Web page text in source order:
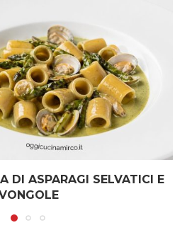
DI ASPARAGI SELVATICI E